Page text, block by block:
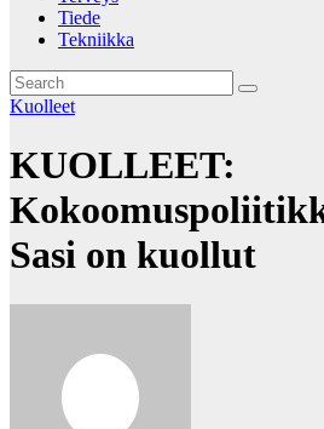
Tiede
Tekniikka
Kuolleet
KUOLLEET:
Sasi on kuollut